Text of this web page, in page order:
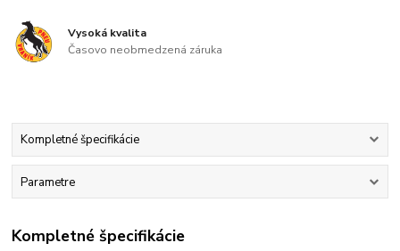
Vysoká kvalita
Časovo neobmedzená záruka
Kompletné špecifikácie
Parametre
Kompletné špecifikácie